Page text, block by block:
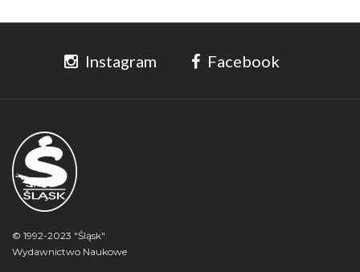
Instagram Facebook
© 1992-2023 "Śląsk"
Wydawnictwo Naukowe